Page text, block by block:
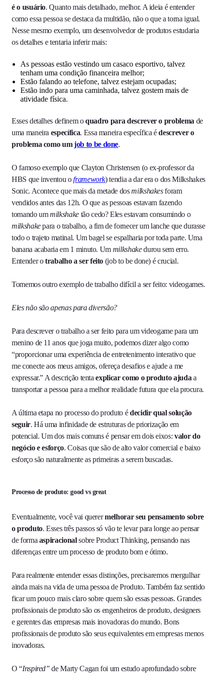
é o usuário. Quanto mais detalhado, melhor. A ideia é entender
como essa pessoa se destaca da multidão, não o que a torna igual.
Nesse mesmo exemplo, um desenvolvedor de produtos estudaria
os detalhes e tentaria inferir mais:
As pessoas estão vestindo um casaco esportivo, talvez
tenham uma condição financeira melhor;
Estão falando ao telefone, talvez estejam ocupadas;
Estão indo para uma caminhada, talvez gostem mais de
atividade física.
Esses detalhes definem oquadro para descrever o problema de
uma maneira específica. Essa maneira específica édescrever o
problema como um job to be done.
O famoso exemplo que Clayton Christensen (o ex-professor da
HBS que inventou oframework) tendia a dar era o dos Milkshakes
Sonic. Acontece que mais da metade dosmilkshakesforam
vendidos antes das 12h. O que as pessoas estavam fazendo
tomando ummilkshaketão cedo? Eles estavam consumindo o
milkshakepara o trabalho, a fim de fornecer um lanche que durasse
todo o trajeto matinal. Um bagel se espalharia por toda parte. Uma
banana acabaria em 1 minuto. Um milkshakedurou sem erro.
Entender otrabalho a ser feito (job to be done) é crucial.
Tomemos outro exemplo de trabalho difícil a ser feito: videogames.
Eles não são apenas para diversão?
Para descrever o trabalho a ser feito para um videogame para um
menino de 11 anos que joga muito, podemos dizer algo como
“proporcionar uma experiência de entretenimento interativo que
me conecte aos meus amigos, ofereça desafios e ajude a me
expressar.” A descrição tentaexplicar como o produto ajuda a
transportar a pessoa para a melhor realidade futura que ela procura.
A última etapa no processo do produto édecidir qual solução
seguir. Há uma infinidade de estruturas de priorização em
potencial. Um dos mais comuns é pensar em dois eixos: valor do
negócio e esforço. Coisas que são de alto valor comercial e baixo
esforço são naturalmente as primeiras a serem buscadas.
Processo de produto: good vs great
Eventualmente, você vai querermelhorar seu pensamento sobre
o produto. Esses três passos só vão te levar para longe ao pensar
de forma aspiracionalsobre Product Thinking, pensando nas
diferenças entre um processo de produto bom e ótimo.
Para realmente entender essas distinções, precisaremos mergulhar
ainda mais na vida de uma pessoa de Produto. Também faz sentido
ficar um pouco mais claro sobre quem são essas pessoas. Grandes
profissionais de produto são os engenheiros de produto, designers
e gerentes das empresas mais inovadoras do mundo. Bons
profissionais de produto são seus equivalentes em empresas menos
inovadoras.
O “Inspired”de Marty Cagan foi um estudo aprofundado sobre